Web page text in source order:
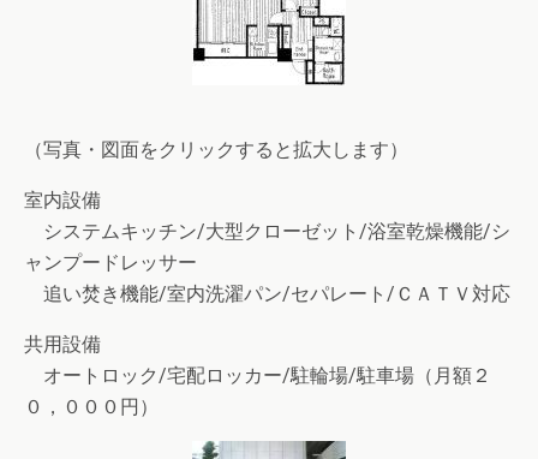
（写真・図面をクリックすると拡大します）
室内設備
システムキッチン/大型クローゼット/浴室乾燥機能/シ
ャンプードレッサー
追い焚き機能/室内洗濯パン/セパレート/ＣＡＴＶ対応
共用設備
オートロック/宅配ロッカー/駐輪場/駐車場（月額２
０，０００円）